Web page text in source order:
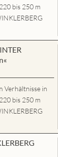
bis 250 m
Verhältnisse in
bis 250 m